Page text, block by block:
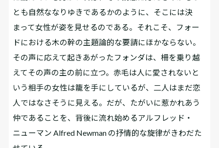
とも自然ななりゆきであるかのように、そこには決
まって女性が姿を見せるのである。それこそ、フォー
ドにおける木の幹の主題論的な要請にほかならない。
その声に応えて起きあがったフォンダは、柵を乗り越
えてその声の主の前に立つ。赤毛は人に愛されないと
いう相手の女性は籠を手にしているが、二人はまだ恋
人ではなさそうに見える。だが、たがいに惹かれあう
仲であることを、背後に流れ始めるアルフレッド・
ニューマン Alfred Newman の抒情的な旋律がきわだた